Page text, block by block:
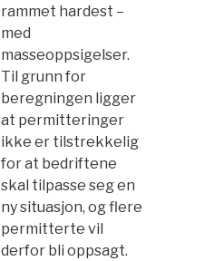
rammet hardest –
med
masseoppsigelser.
Til grunn for
beregningen ligger
at permitteringer
ikke er tilstrekkelig
for at bedriftene
skal tilpasse seg en
ny situasjon, og flere
permitterte vil
derfor bli oppsagt.